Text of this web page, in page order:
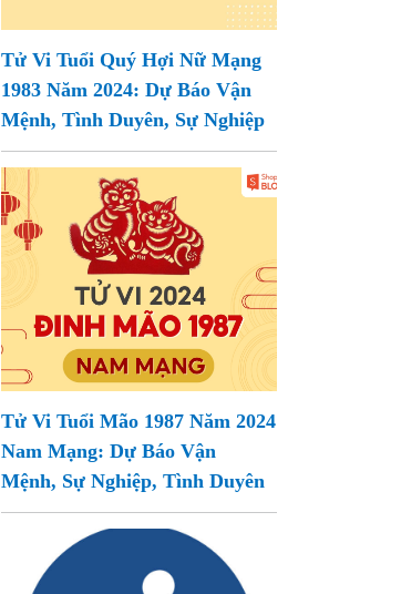
Tử Vi Tuổi Quý Hợi Nữ Mạng
1983 Năm 2024: Dự Báo Vận
Mệnh, Tình Duyên, Sự Nghiệp
Tử Vi Tuổi Mão 1987 Năm 2024
Nam Mạng: Dự Báo Vận
Mệnh, Sự Nghiệp, Tình Duyên